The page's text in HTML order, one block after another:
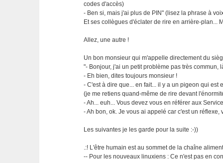
codes d'accès)
- Ben si, mais j'ai plus de PIN" (lisez la phrase à
Et ses collègues d'éclater de rire en arrière-plan...
Allez, une autre !
Un bon monsieur qui m'appelle directement du
"- Bonjour, j'ai un petit problème pas très commun,
- Eh bien, dites toujours monsieur !
- C'est à dire que... en fait... il y a un pigeon qui
(je me retiens quand-même de rire devant
- Ah... euh... Vous devez vous en référer aux
- Ah bon, ok. Je vous ai appelé car c'est un
Les suivantes je les garde pour la suite :-))
.:! L'être humain est au sommet de la chaîne
-- Pour les nouveaux linuxiens : Ce n'est pas en